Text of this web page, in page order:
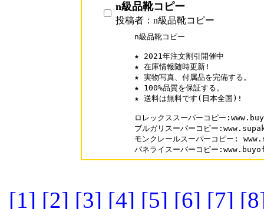
n級品靴コピー
投稿者：n級品靴コピー
n級品靴コピー
★ 2021年注文割引開催中
★ 在庫情報随時更新!
★ 実物写真、付属品を完備する。
★ 100%品質を保証する。
★ 送料は無料です(日本全国)!
ロレックススーパーコピー
ブルガリスーパーコピー
モンクレールスーパーコピー:
[1] [2] [3] [4] [5] [6] [7]